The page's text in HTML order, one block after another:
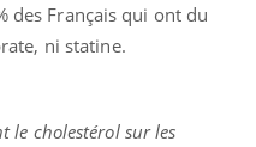
des Français qui ont du
ni statine.
le cholestérol sur les